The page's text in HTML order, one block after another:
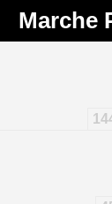
Marche